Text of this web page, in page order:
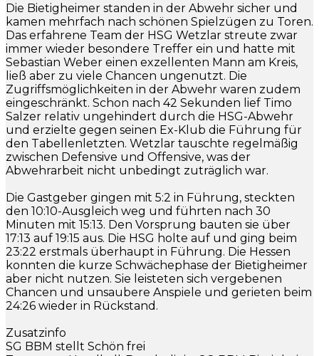
Die Bietigheimer standen in der Abwehr sicher und
kamen mehrfach nach schönen Spielzügen zu Toren.
Das erfahrene Team der HSG Wetzlar streute zwar
immer wieder besondere Treffer ein und hatte mit
Sebastian Weber einen exzellenten Mann am Kreis,
ließ aber zu viele Chancen ungenutzt. Die
Zugriffsmöglichkeiten in der Abwehr waren zudem
eingeschränkt. Schon nach 42 Sekunden lief Timo
Salzer relativ ungehindert durch die HSG-Abwehr
und erzielte gegen seinen Ex-Klub die Führung für
den Tabellenletzten. Wetzlar tauschte regelmäßig
zwischen Defensive und Offensive, was der
Abwehrarbeit nicht unbedingt zuträglich war.
Die Gastgeber gingen mit 5:2 in Führung, steckten
den 10:10-Ausgleich weg und führten nach 30
Minuten mit 15:13. Den Vorsprung bauten sie über
17:13 auf 19:15 aus. Die HSG holte auf und ging beim
23:22 erstmals überhaupt in Führung. Die Hessen
konnten die kurze Schwächephase der Bietigheimer
aber nicht nutzen. Sie leisteten sich vergebenen
Chancen und unsaubere Anspiele und gerieten beim
24:26 wieder in Rückstand.
Zusatzinfo
SG BBM stellt Schön frei